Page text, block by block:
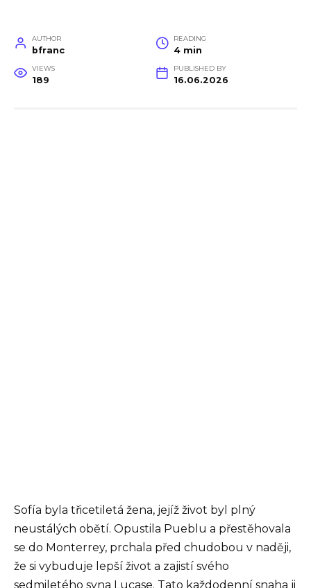
AUTHOR
bfranc
READING
4 min
VIEWS
189
PUBLISHED BY
16.06.2026
Sofía byla třicetiletá žena, jejíž život byl plný
neustálých obětí. Opustila Pueblu a přestěhovala
se do Monterrey, prchala před chudobou v naději,
že si vybuduje lepší život a zajistí svého
sedmiletého syna Lucase. Tato každodenní snaha ji